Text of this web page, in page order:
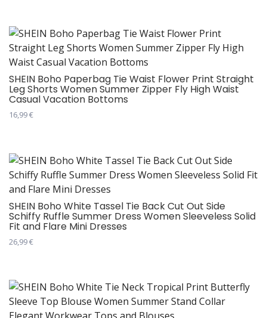
производа.
има
више
варијанти.
Опције
могу
бити
изабране
производа.
SHEIN Boho Paperbag Tie Waist Flower Print Straight
Leg Shorts Women Summer Zipper Fly High Waist
Casual Vacation Bottoms
16,99€
има
више
варијанти.
Опције
могу
бити
изабране
производа.
SHEIN Boho White Tassel Tie Back Cut Out Side
Schiffy Ruffle Summer Dress Women Sleeveless Solid
Fit and Flare Mini Dresses
26,99€
има
више
варијанти.